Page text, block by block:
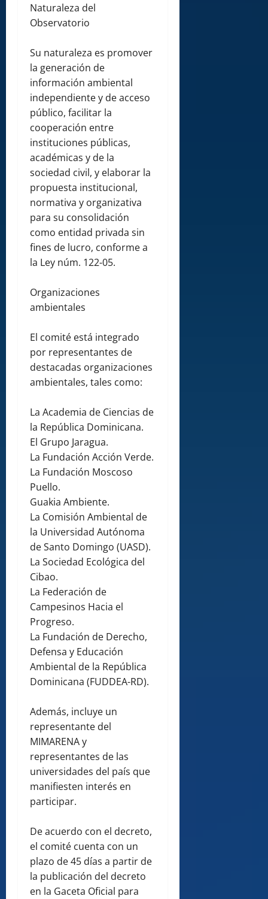
Naturaleza del
Observatorio
Su naturaleza es promover
la generación de
información ambiental
independiente y de acceso
público, facilitar la
cooperación entre
instituciones públicas,
académicas y de la
sociedad civil, y elaborar la
propuesta institucional,
normativa y organizativa
para su consolidación
como entidad privada sin
fines de lucro, conforme a
la Ley núm. 122-05.
Organizaciones
ambientales
El comité está integrado
por representantes de
destacadas organizaciones
ambientales, tales como:
La Academia de Ciencias de
la República Dominicana.
El Grupo Jaragua.
La Fundación Acción Verde.
La Fundación Moscoso
Puello.
Guakia Ambiente.
La Comisión Ambiental de
la Universidad Autónoma
de Santo Domingo (UASD).
La Sociedad Ecológica del
Cibao.
La Federación de
Campesinos Hacia el
Progreso.
La Fundación de Derecho,
Defensa y Educación
Ambiental de la República
Dominicana (FUDDEA-RD).
Además, incluye un
representante del
MIMARENA y
representantes de las
universidades del país que
manifiesten interés en
participar.
De acuerdo con el decreto,
el comité cuenta con un
plazo de 45 días a partir de
la publicación del decreto
en la Gaceta Oficial para